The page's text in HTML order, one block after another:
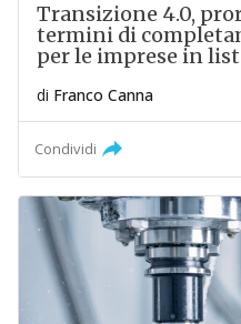
Transizione 4.0,
termini di
per le imprese in
di Franco Canna
Condividi